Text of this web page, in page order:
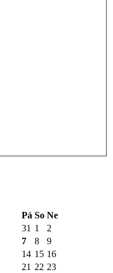
Pá So Ne
31 1
2
7 8
9
14 15 16
21 22 23